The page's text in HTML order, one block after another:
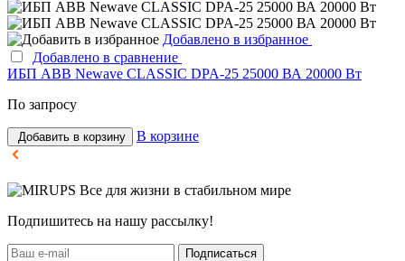
Добавлено в избранное
Добавлено в сравнение
ИБП ABB Newave CLASSIC DPA-25 25000 ВА 20000 Вт
По запросу
Добавить в корзину В корзине
Все для жизни в стабильном мире
Подпишитесь на нашу рассылку!
Подписаться